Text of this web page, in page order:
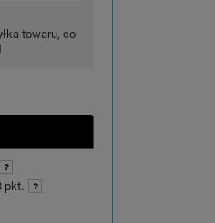
towaru, co
pkt.